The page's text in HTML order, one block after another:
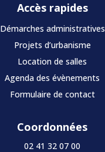
Accès rapides
Démarches administratives
Projets d’urbanisme
Location de salles
Agenda des évènements
Formulaire de contact
Coordonnées
02 41 32 07 00